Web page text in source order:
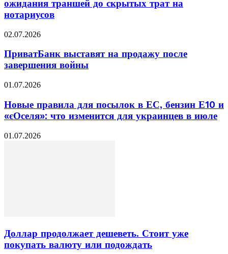
ожидания траншей до скрытых трат на
нотариусов
02.07.2026
ПриватБанк выставят на продажу после
завершения войны
01.07.2026
Новые правила для посылок в ЕС, бензин Е10 и
«єОселя»: что изменится для украинцев в июле
01.07.2026
Доллар продолжает дешеветь. Стоит уже
покупать валюту или подождать